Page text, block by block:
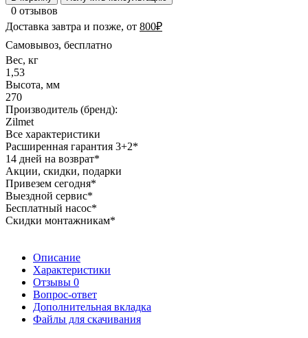
0 отзывов
Доставка завтра и позже, от 800₽
Самовывоз, бесплатно
Вес, кг
1,53
Высота, мм
270
Производитель (бренд):
Zilmet
Все характеристики
Расширенная гарантия 3+2*
14 дней на возврат*
Акции, скидки, подарки
Привезем сегодня*
Выездной сервис*
Бесплатный насос*
Скидки монтажникам*
Описание
Характеристики
Отзывы 0
Вопрос-ответ
Дополнительная вкладка
Файлы для скачивания